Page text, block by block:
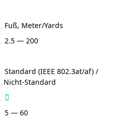
Fuß, Meter/Yards
2.5 — 200
Standard (IEEE 802.3at/af) /
Nicht-Standard
5 — 60